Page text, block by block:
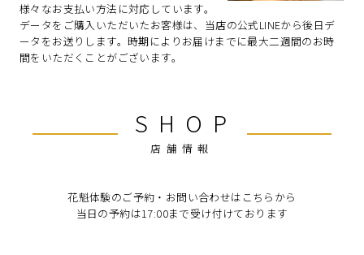
様々なお支払い方法に対応しています。
データをご購入いただいたお客様は、当店の公式LINEから後日デ
ータをお送りします。時期によりお届けまでに最大二週間のお時
間をいただくことがございます。
SHOP
店舗情報
花魁体験のご予約・お問い合わせはこちらから
当日の予約は17:00まで受け付けております